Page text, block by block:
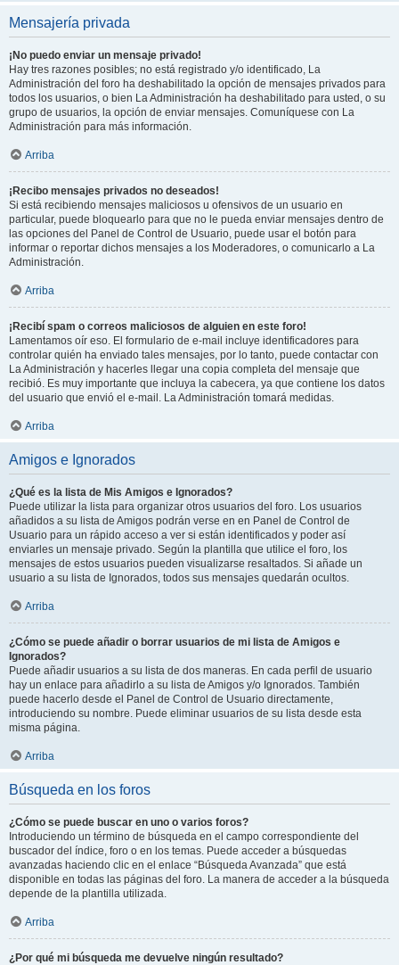
Mensajería privada
¡No puedo enviar un mensaje privado!
Hay tres razones posibles; no está registrado y/o identificado, La
Administración del foro ha deshabilitado la opción de mensajes privados para
todos los usuarios, o bien La Administración ha deshabilitado para usted, o su
grupo de usuarios, la opción de enviar mensajes. Comuníquese con La
Administración para más información.
Arriba
¡Recibo mensajes privados no deseados!
Si está recibiendo mensajes maliciosos u ofensivos de un usuario en
particular, puede bloquearlo para que no le pueda enviar mensajes dentro de
las opciones del Panel de Control de Usuario, puede usar el botón para
informar o reportar dichos mensajes a los Moderadores, o comunicarlo a La
Administración.
Arriba
¡Recibí spam o correos maliciosos de alguien en este foro!
Lamentamos oír eso. El formulario de e-mail incluye identificadores para
controlar quién ha enviado tales mensajes, por lo tanto, puede contactar con
La Administración y hacerles llegar una copia completa del mensaje que
recibió. Es muy importante que incluya la cabecera, ya que contiene los datos
del usuario que envió el e-mail. La Administración tomará medidas.
Arriba
Amigos e Ignorados
¿Qué es la lista de Mis Amigos e Ignorados?
Puede utilizar la lista para organizar otros usuarios del foro. Los usuarios
añadidos a su lista de Amigos podrán verse en en Panel de Control de
Usuario para un rápido acceso a ver si están identificados y poder así
enviarles un mensaje privado. Según la plantilla que utilice el foro, los
mensajes de estos usuarios pueden visualizarse resaltados. Si añade un
usuario a su lista de Ignorados, todos sus mensajes quedarán ocultos.
Arriba
¿Cómo se puede añadir o borrar usuarios de mi lista de Amigos e
Ignorados?
Puede añadir usuarios a su lista de dos maneras. En cada perfil de usuario
hay un enlace para añadirlo a su lista de Amigos y/o Ignorados. También
puede hacerlo desde el Panel de Control de Usuario directamente,
introduciendo su nombre. Puede eliminar usuarios de su lista desde esta
misma página.
Arriba
Búsqueda en los foros
¿Cómo se puede buscar en uno o varios foros?
Introduciendo un término de búsqueda en el campo correspondiente del
buscador del índice, foro o en los temas. Puede acceder a búsquedas
avanzadas haciendo clic en el enlace “Búsqueda Avanzada” que está
disponible en todas las páginas del foro. La manera de acceder a la búsqueda
depende de la plantilla utilizada.
Arriba
¿Por qué mi búsqueda me devuelve ningún resultado?